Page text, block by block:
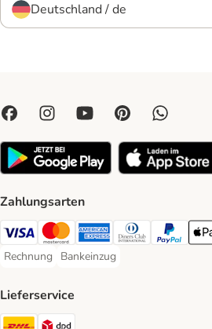
Deutschland / de
Zahlungsarten
Visa Payment Method
Mastercard Payment Method
American Express
Diners Club
PayPal
Rechnung
Rechnung Payment Method
Bankeinzug
Bankeinzug Payment Method
Lieferservice
DHL Shipping Method